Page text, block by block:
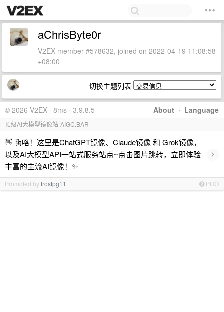
aChrisByte0r
V2EX member #578632, joined on 2022-04-19 11:08:58
+08:00
切换主题列表
About · Language
© 2026 V2EX · 8ms · 3.9.8.5
顶级AI大模型镜像站-AIGC.BAR
👋 嗨咯！这里是ChatGPT镜像、Claude镜像 和 Grok镜像，
以及AI大模型API一站式服务站点~点击图片跳转，立即体验
丰富的主流AI镜像！✨
›
Promoted byfrostpg11 PRO